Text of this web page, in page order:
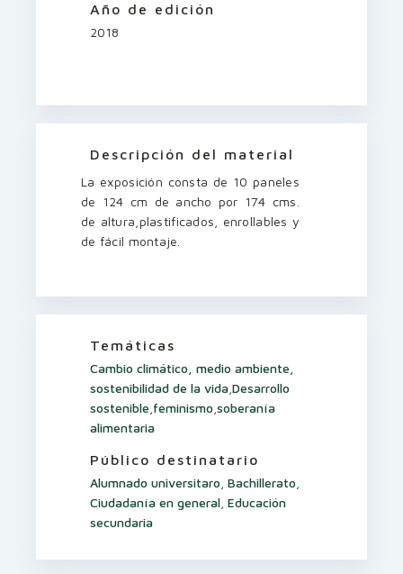
Año de edición
2018
Descripción del material
La exposición consta de 10 paneles
de 124 cm de ancho por 174 cms.
de altura,plastificados, enrollables y
de fácil montaje.
Temáticas
Cambio climático, medio ambiente,
sostenibilidad de la vida Desarrollo
sostenible feminismo soberanía
alimentaria
Público destinatario
Alumnado universitaro Bachillerato
Ciudadanía en general Educación
secundaria